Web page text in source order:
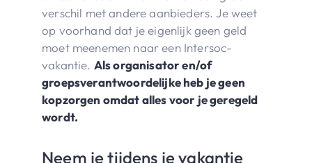
verschil met andere aanbieders. Je weet
op voorhand dat je eigenlijk geen geld
moet meenemen naar een Intersoc-
vakantie. Als organisator en/of
groepsverantwoordelijke heb je geen
kopzorgen omdat alles voor je geregeld
wordt.
Neem je tijdens je vakantie